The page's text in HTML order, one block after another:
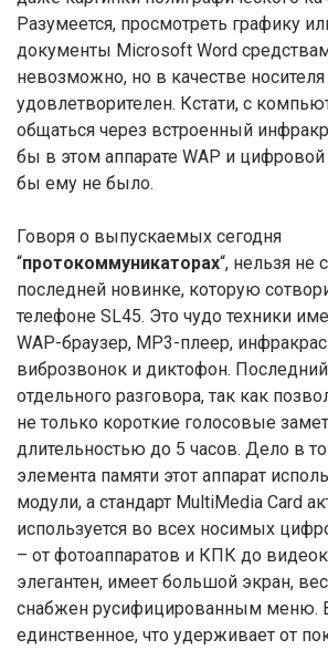
Разумеется, просмотреть графику
документы Microsoft Word
невозможно, но в качестве
удовлетворителен. Кстати, с
общаться через встроенный
бы в этом аппарате WAP и
бы ему не было.
Говоря о выпускаемых сегодня
“протокоммуникаторах“, нельзя не
последней новинке, которую
телефоне SL45. Это чудо техники
WAP-браузер, МР3-плеер,
виброзвонок и диктофон.
отдельного разговора, так как
не только короткие голосовые
длительностью до 5 часов. Дело в
элемента памяти этот аппарат
модули, а стандарт MultiMedia Card
используется во всех носимых
– от фотоаппаратов и КПК до
элегантен, имеет большой экран,
снабжен русифицированным меню.
единственное, что удерживает от